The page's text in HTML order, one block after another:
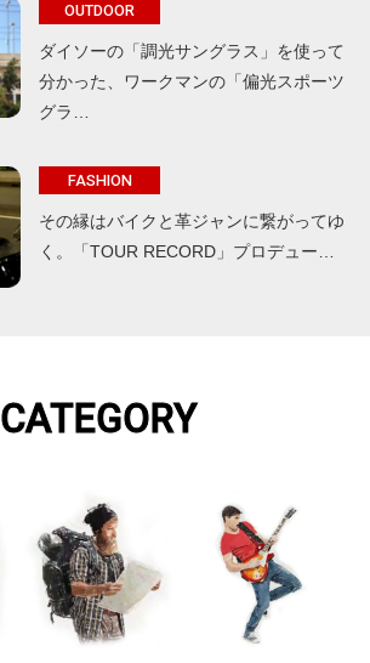
OUTDOOR
ダイソーの「調光サングラス」を使って
分かった、ワークマンの「偏光スポーツ
グラ…
FASHION
その縁はバイクと革ジャンに繋がってゆ
く。「TOUR RECORD」プロデュー…
CATEGORY